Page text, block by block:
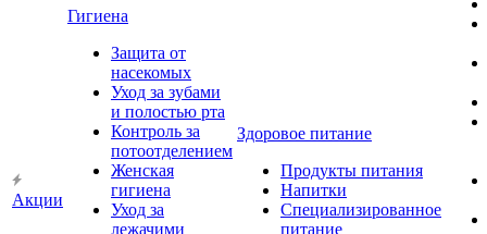
Акции
Гигиена
Защита от
насекомых
Уход за зубами
и полостью рта
Контроль за
потоотделением
Женская
гигиена
Уход за
лежачими
Здоровое питание
Продукты питания
Напитки
Специализированное
питание